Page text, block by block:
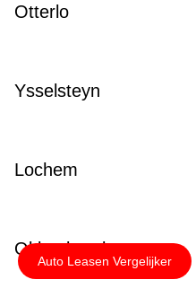
Otterlo
Ysselsteyn
Lochem
Okkenbroek
Auto Leasen Vergelijker